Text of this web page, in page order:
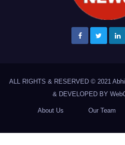
ALL RIGHTS & RESERVED © 2021
& DEVELOPED BY
About Us Our Team